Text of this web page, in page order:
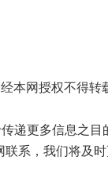
本网授权不得转
递更多信息之目
系，我们将及时